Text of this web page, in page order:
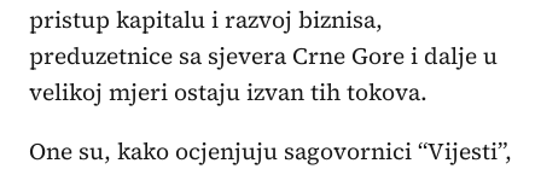
pristup kapitalu i razvoj biznisa,
preduzetnice sa sjevera Crne Gore i dalje u
velikoj mjeri ostaju izvan tih tokova.
One su, kako ocjenjuju sagovornici “Vijesti”,